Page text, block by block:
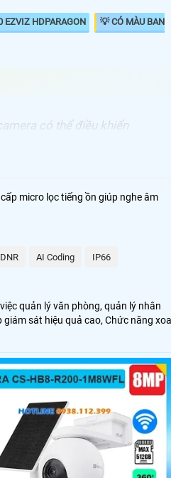
EZVIZ HDPARAGON 💡 CÓ MÀU BAN
có thể điều khiển
và máy tính giúp camera
khu vực lắp camera
micro lọc tiếng ồn giúp nghe âm
AI Coding IP66
quản lý văn phòng, quản lý nhân
sát hiệu quả cao, Chức năng